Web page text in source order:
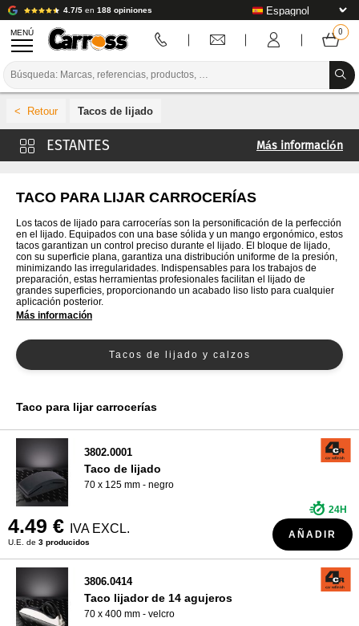
4.7/5 en 188 opiniones
MENÚ
CONSUMIBLES DE CARROCERÍA
HERRAMIENTAS DE CARROCERÍA
EQUIPAMIENTO PARA TALLERES DE CARROCERÍA
CÓDIGO DE COLORES
MARCAS
INSTALACIÓN DE LABORATORIO
TUTORIALES Y CONSEJOS
Tacos de lijado
Papel abrasivo seco
Papel de lija al agua
Cinta de espuma de enmascarar
Rodillo abrasivo y cortador abrasivo
Lijado universal
Guía de lijado
Líquido abrasivo
Más información
TACO PARA LIJAR CARROCERÍAS
Los tacos de lijado para carrocerías son la personificación de la perfección
en el lijado. Equipados con una base sólida y un mango ergonómico, estos
tacos garantizan un control preciso durante el lijado. El bloque de lijado,
con su superficie plana, garantiza una distribución uniforme de la presión,
minimizando las irregularidades. Indispensables para los trabajos de
preparación, estas herramientas profesionales facilitan el lijado de
grandes superficies, proporcionando un acabado liso listo para cualquier
aplicación posterior.
Más información
Tacos de lijado y calzos
Taco para lijar carrocerías
3802.0001
Taco de lijado
70 x 125 mm - negro
4.49 € IVA EXCL.
U.E. de 3 producidos
24H
AÑADIR
3806.0414
Taco lijador de 14 agujeros
70 x 400 mm - velcro